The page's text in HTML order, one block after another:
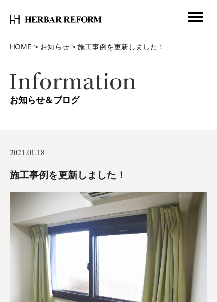
HOME > お知らせ > 施工事例を更新しました！
お知らせ＆ブログ
2021.01.18
施工事例を更新しました！